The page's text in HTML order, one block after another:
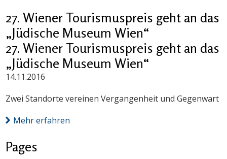
27. Wiener Tourismuspreis geht an das
„Jüdische Museum Wien“
27. Wiener Tourismuspreis geht an das
„Jüdische Museum Wien“
14.11.2016
Zwei Standorte vereinen Vergangenheit und Gegenwart
Mehr erfahren
Pages